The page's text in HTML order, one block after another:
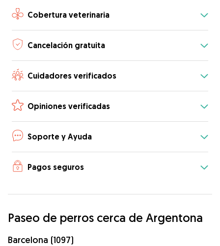
Cobertura veterinaria
Cancelación gratuita
Cuidadores verificados
Opiniones verificadas
Soporte y Ayuda
Pagos seguros
Paseo de perros cerca de Argentona
Barcelona (1097)